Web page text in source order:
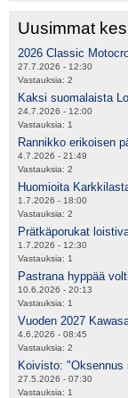
Uusimmat
2026 Classic
27.7.2026 - 12:30
Vastauksia: 2
Kaksi suomalaista
24.7.2026 - 12:00
Vastauksia: 1
Rannikko erikoisen
4.7.2026 - 21:49
Vastauksia: 2
Huomioita
1.7.2026 - 18:00
Vastauksia: 2
Prätkäporukat
1.7.2026 - 12:30
Vastauksia: 1
Pastrana hyppää
10.6.2026 - 20:13
Vastauksia: 1
Vuoden 2027
4.6.2026 - 08:45
Vastauksia: 2
Koivisto: "Oksennus
27.5.2026 - 07:30
Vastauksia: 1